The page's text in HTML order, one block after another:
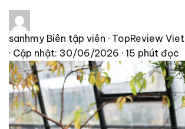
sanhmy Biên tập viên · TopReview Viet
· Cập nhật: 30/06/2026 · 15 phút đọc